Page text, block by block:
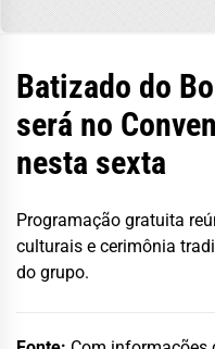
Batizado do
será no
nesta sexta
Programação gratuita
culturais e cerimônia
do grupo.